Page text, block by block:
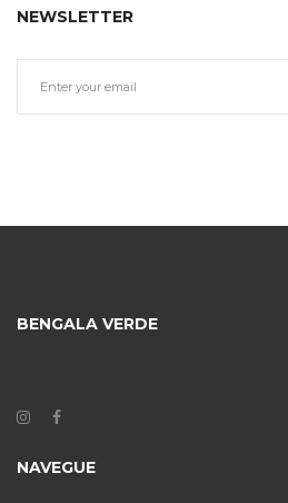
NEWSLETTER
BENGALA VERDE
NAVEGUE